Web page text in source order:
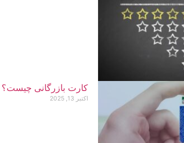
کارت بازرگانی چیست؟
اکتبر 13, 2025